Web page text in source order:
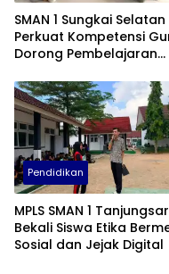
SMAN 1 Sungkai Selatan
Perkuat Kompetensi
Dorong Pembelajaran
Digital
Pendidikan
MPLS SMAN 1
Bekali Siswa Etika
Sosial dan Jejak Digital